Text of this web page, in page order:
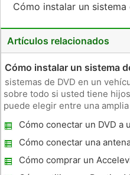
Cómo instalar un
Artículos relacionados
Cómo instalar un sistema
sistemas de DVD en un
sobre todo si usted tiene
puede elegir entre una
jugadores en el tablero; elegir
Cómo conectar un DVD a
navegación
Cómo conectar una
coche a un reproductor de
Cómo comprar un